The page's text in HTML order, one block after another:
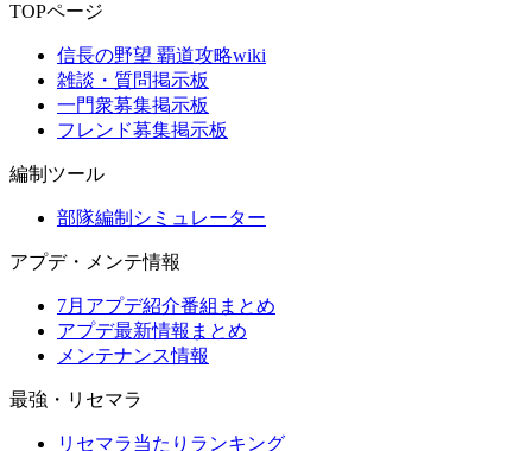
TOPページ
信長の野望 覇道攻略wiki
雑談・質問掲示板
一門衆募集掲示板
フレンド募集掲示板
編制ツール
部隊編制シミュレーター
アプデ・メンテ情報
7月アプデ紹介番組まとめ
アプデ最新情報まとめ
メンテナンス情報
最強・リセマラ
リセマラ当たりランキング